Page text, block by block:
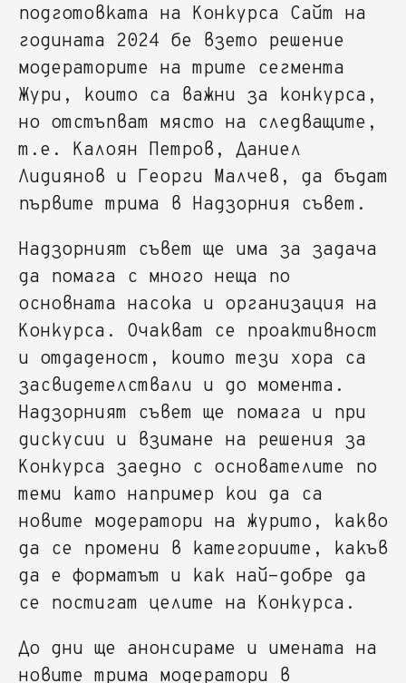
подготовката на Конкурса Сайт на
годината 2024 бе взето решение
модераторите на трите сегмента
Жури, които са важни за конкурса,
но отстъпват място на следващите,
т.е. Калоян Петров, Даниел
Лидиянов и Георги Малчев, да бъдат
първите трима в Надзорния съвет.
Надзорният съвет ще има за задача
да помага с много неща по
основната насока и организация на
Конкурса. Очакват се проактивност
и отдаденост, които тези хора са
засвидетелствали и до момента.
Надзорният съвет ще помага и при
дискусии и взимане на решения за
Конкурса заедно с основателите по
теми като например кои да са
новите модератори на журито, какво
да се промени в категориите, какъв
да е форматът и как най-добре да
се постигат целите на Конкурса.
До дни ще анонсираме и имената на
новите трима модератори в